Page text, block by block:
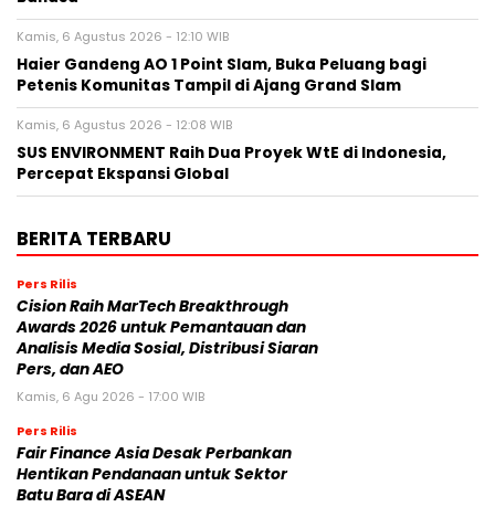
Kamis, 6 Agustus 2026 - 12:10 WIB
Haier Gandeng AO 1 Point Slam, Buka Peluang bagi
Petenis Komunitas Tampil di Ajang Grand Slam
Kamis, 6 Agustus 2026 - 12:08 WIB
SUS ENVIRONMENT Raih Dua Proyek WtE di Indonesia,
Percepat Ekspansi Global
BERITA TERBARU
Pers Rilis
Cision Raih MarTech Breakthrough
Awards 2026 untuk Pemantauan dan
Analisis Media Sosial, Distribusi Siaran
Pers, dan AEO
Kamis, 6 Agu 2026 - 17:00 WIB
Pers Rilis
Fair Finance Asia Desak Perbankan
Hentikan Pendanaan untuk Sektor
Batu Bara di ASEAN